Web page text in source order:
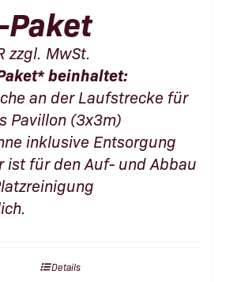
zzgl. MwSt.
beinhaltet:
an der Laufstrecke für
Pavillon (3x3m)
inklusive Entsorgung
ist für den Auf- und Abbau
Details